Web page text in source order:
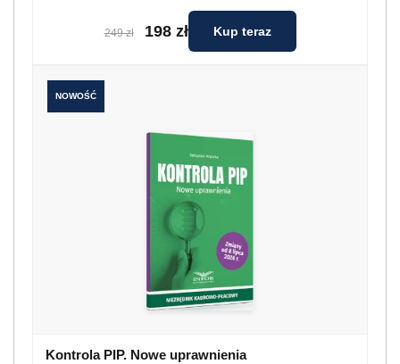
249 zł 198 zł Kup teraz
NOWOŚĆ
Kontrola PIP. Nowe uprawnienia